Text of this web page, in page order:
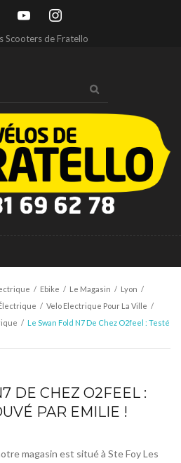
Scooters de Fratello
/ Ebike / Le Magasin / Lyon /
/ Velo Electrique Pour La Ville /
/ Le Swan Fold N7 De Chez O2feel : Testé
DE CHEZ O2FEEL :
PAR EMILIE !
magasin est situé à Ste Foy Les